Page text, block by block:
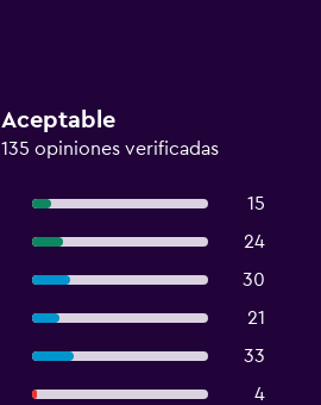
Aceptable
135 opiniones verificadas
15
24
30
21
33
4